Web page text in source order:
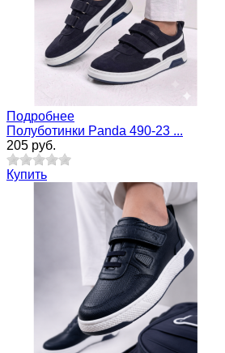
Подробнее
Полуботинки Panda 490-23 ...
205 руб.
Купить